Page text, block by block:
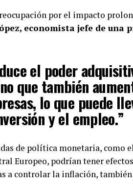
por el impacto
economista jefe de una
el poder
que también
lo que puede
y el empleo.”
de política monetaria, como
Europeo, podrían tener
a controlar la inflación, también